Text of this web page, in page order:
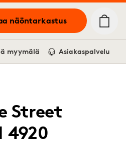
näöntarkastus
myymälä Asiakaspalvelu
Street
4920